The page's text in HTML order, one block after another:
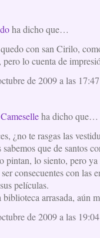
ha dicho que…
con san Cirilo,
pero lo cuenta de
de 2009 a las 17:47
ha dicho que…
¿no te rasgas las
que de santos
pintan, lo siento, pero
consecuentes con las
películas.
biblioteca arrasada, aún
de 2009 a las 19:04